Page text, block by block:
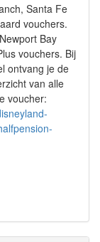
Santa Fe
vouchers.
Bay
vouchers. Bij
ontvang je de
van alle
voucher: